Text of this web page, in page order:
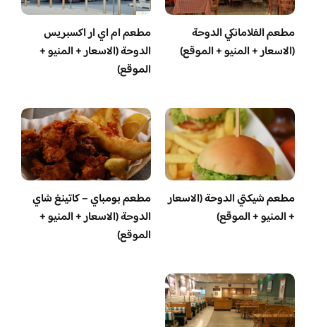
مطعم الفلامانكي الدوحة
(الاسعار + المنيو + الموقع)
مطعم ام اي ار اكسبريس
الدوحة (الاسعار + المنيو +
الموقع)
مطعم شيكتي الدوحة (الاسعار
+ المنيو + الموقع)
مطعم بومباي – كاتينغ شاي
الدوحة (الاسعار + المنيو +
الموقع)